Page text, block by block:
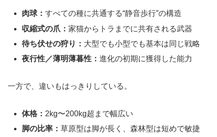
肉球：すべての種に共通する“静音歩行”の構造
収縮式の爪：家猫からトラまでに共有される武器
待ち伏せの狩り： 大型でも小型でも基本は同じ戦略
夜行性／薄明薄暮性：進化の初期に獲得した能力
一方で、違いもはっきりしている。
体格： 2kg〜200kg超まで幅広い
脚の比率：草原型は脚が長く、森林型は短めで敏捷